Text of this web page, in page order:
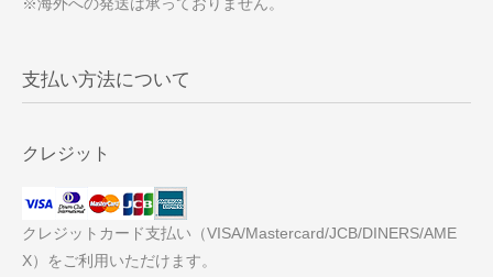
支払い方法について
クレジット
クレジットカード支払い（VISA/Mastercard/JCB/DINERS/AME
X）をご利用いただけます。